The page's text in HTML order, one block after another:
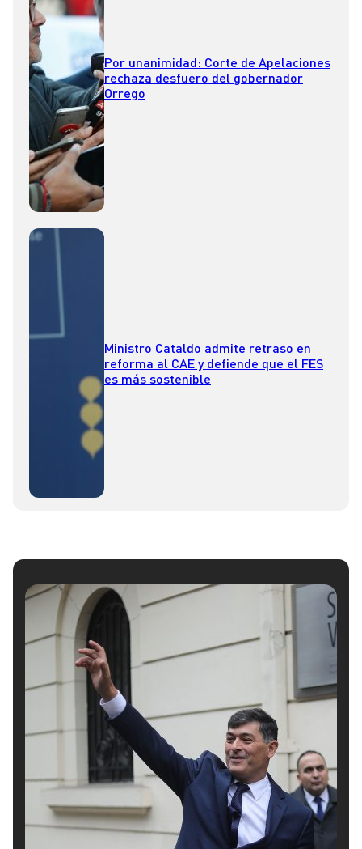
Por unanimidad: Corte de Apelaciones
rechaza desfuero del gobernador
Orrego
Ministro Cataldo admite retraso en
reforma al CAE y defiende que el FES
es más sostenible